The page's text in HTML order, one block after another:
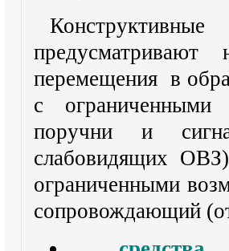
перемещения в
с ограниченными
поручни и
слабовидящих
ограниченными
сопровождающий